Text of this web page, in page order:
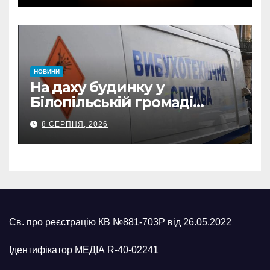
відзнаки
НОВИНИ
На даху будинку у
Білопільській громаді
знайшли 120-мм міну
8 СЕРПНЯ, 2026
Св. про реєстрацію КВ №881-703Р від 26.05.2022
Ідентифікатор МЕДІА R-40-02241